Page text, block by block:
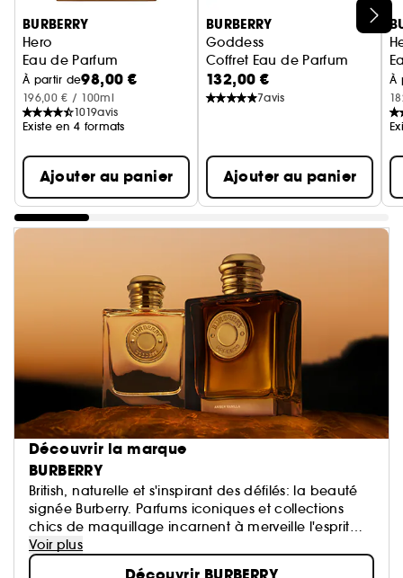
Ignorer le carrousel produits
BURBERRY
Hero
Eau de Parfum
À partir de98,00 €
196,00 € / 100ml
1019avis
Existe en 4 formats
Ajouter au panier
BURBERRY
Goddess
Coffret Eau de Parfum
132,00 €
7avis
Ajouter au panier
À
Découvrir la marque
BURBERRY
British, naturelle et s'inspirant des défilés: la beauté
signée Burberry. Parfums iconiques et collections
chics de maquillage incarnent à merveille l'esprit
d'innovation et de savoir-faire au cœur de Burberry.
Fonds de teint lumière, fards ou rouges à lèvres aux
Voir plus